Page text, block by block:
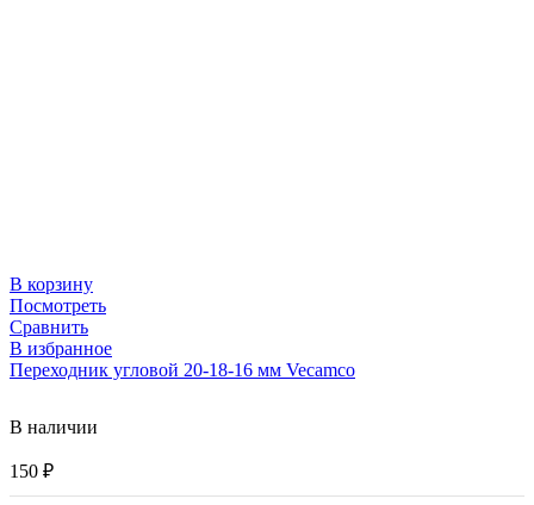
В корзину
Посмотреть
Сравнить
В избранное
Переходник угловой 20-18-16 мм Vecamco
В наличии
150 ₽